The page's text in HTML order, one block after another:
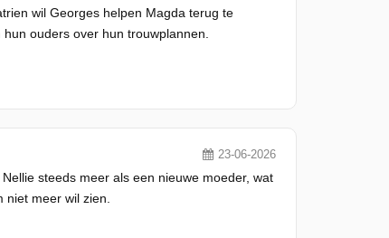
wil Georges helpen Magda terug te
ouders over hun trouwplannen.
23-06-2026
steeds meer als een nieuwe moeder, wat
meer wil zien.